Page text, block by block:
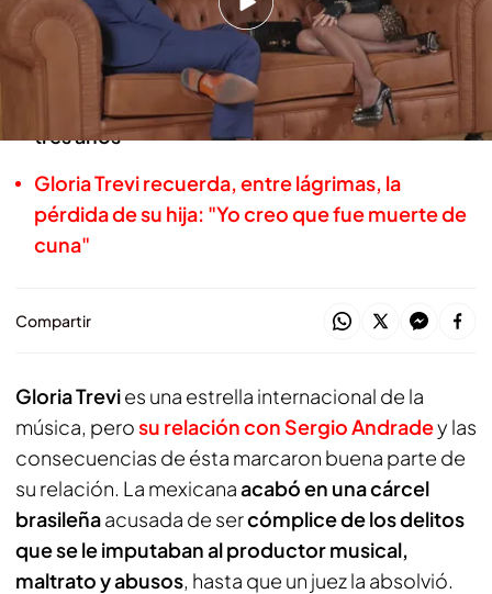
Ver 'Viajando con Chester' (31/01/2023) online
en Cuatro: Sandro Rosell y Gloria Trevi
Gloria Trevi estuvo en una cárcel de Brasil casi
tres años
Gloria Trevi recuerda, entre lágrimas, la
pérdida de su hija: "Yo creo que fue muerte de
cuna"
Compartir
Gloria Trevies una estrella internacional de la
música, perosu relación con Sergio Andradey las
consecuencias de ésta marcaron buena parte de
su relación. La mexicanaacabó en una cárcel
brasileñaacusada de sercómplice de los delitos
que se le imputaban al productor musical,
maltrato y abusos, hasta que un juez la absolvió.